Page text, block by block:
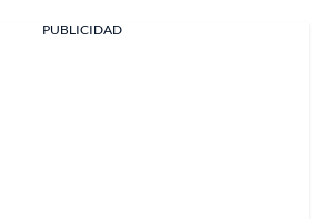
PUBLICIDAD